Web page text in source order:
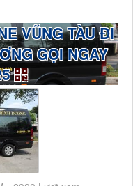
VŨNG TÀU ĐI
GỌI NGAY